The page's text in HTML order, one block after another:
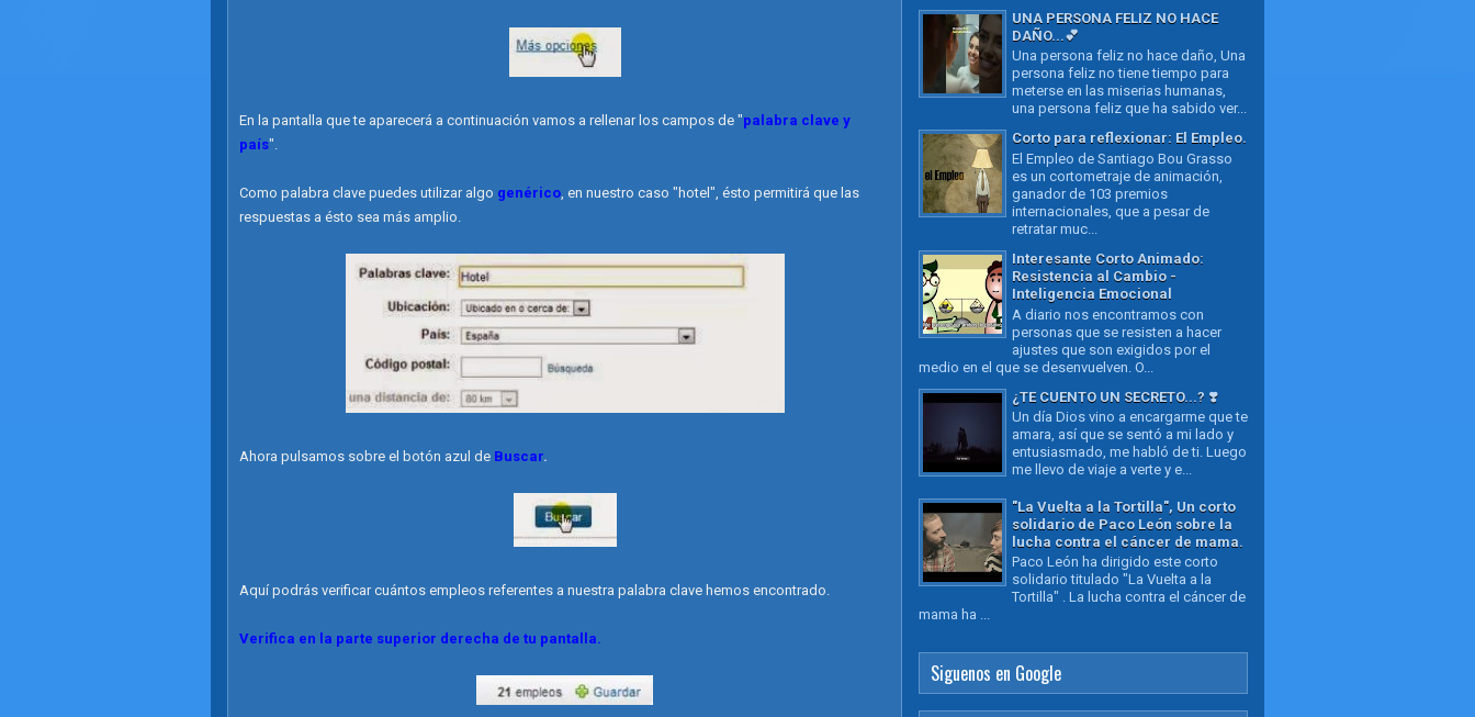
En la pantalla que te aparecerá a continuación vamos a rellenar los campos de "palabra clave y
país".
Como palabra clave puedes utilizar algo genérico, en nuestro caso "hotel", ésto permitirá que las
respuestas a ésto sea más amplio.
Ahora pulsamos sobre el botón azul de Buscar.
Aquí podrás verificar cuántos empleos referentes a nuestra palabra clave hemos encontrado.
Verifica en la parte superior derecha de tu pantalla.
UNA PERSONA FELIZ NO HACE
DAÑO...💕
Una persona feliz no hace daño, Una
persona feliz no tiene tiempo para
meterse en las miserias humanas,
una persona feliz que ha sabido ver...
Corto para reflexionar: El Empleo.
El Empleo de Santiago Bou Grasso
es un cortometraje de animación,
ganador de 103 premios
internacionales, que a pesar de
retratar muc...
Interesante Corto Animado:
Resistencia al Cambio -
Inteligencia Emocional
A diario nos encontramos con
personas que se resisten a hacer
ajustes que son exigidos por el
medio en el que se desenvuelven. O...
¿TE CUENTO UN SECRETO...? ❣️
Un día Dios vino a encargarme que te
amara, así que se sentó a mi lado y
entusiasmado, me habló de ti. Luego
me llevo de viaje a verte y e...
"La Vuelta a la Tortilla", Un corto
solidario de Paco León sobre la
lucha contra el cáncer de mama.
Paco León ha dirigido este corto
solidario titulado "La Vuelta a la
Tortilla" . La lucha contra el cáncer de
mama ha ...
Siguenos en Google